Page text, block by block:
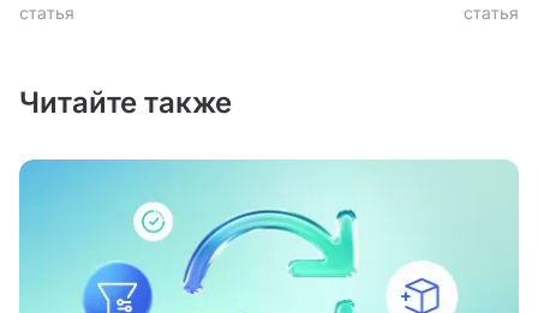
статья
статья
Читайте также